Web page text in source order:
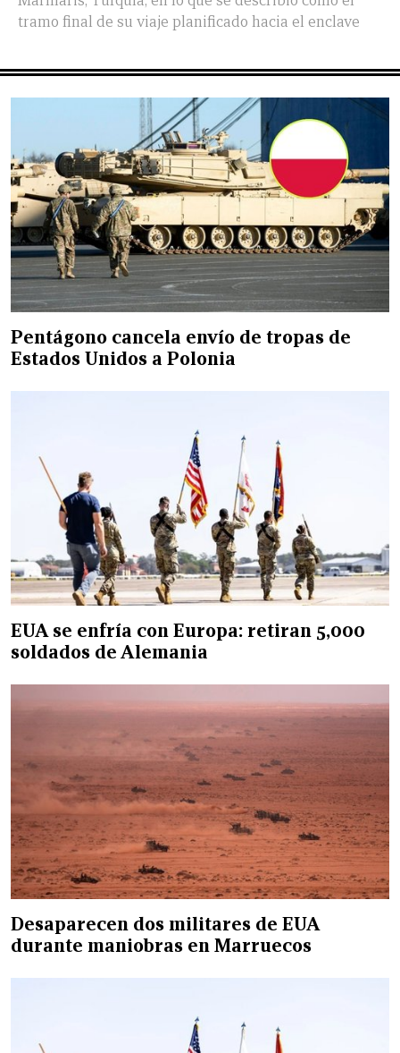
tramo final de su viaje planificado hacia el enclave
Pentágono cancela envío de tropas de
Estados Unidos a Polonia
EUA se enfría con Europa: retiran 5,000
soldados de Alemania
Desaparecen dos militares de EUA
durante maniobras en Marruecos